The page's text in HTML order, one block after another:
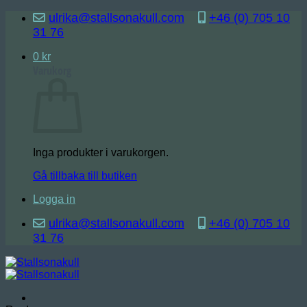
Skip
content
ulrika@stallsonakull.com
+46 (0) 705 10
31 76
0 kr
Inga produkter i varukorgen.
Gå tillbaka till butiken
Logga in
ulrika@stallsonakull.com
+46 (0) 705 10
31 76